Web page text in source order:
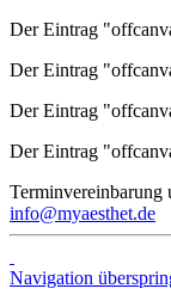
Der Eintrag
Der Eintrag
Der Eintrag
Der Eintrag
Terminvereinbarung
info@myaesthet.de
Navigation